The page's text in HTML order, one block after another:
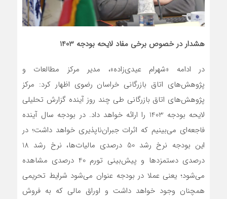
هشدار در خصوص برخی مفاد لایحه بودجه 1403
در ادامه «شهرام عیدی‌زاده»، مدیر مرکز مطالعات و
پژوهش‌های اتاق بازرگانی خراسان رضوی اظهار کرد: مرکز
پژوهش‌های اتاق بازرگانی طی چند روز آینده گزارش تحلیلی
لایحه بودجه 1403 را ارائه خواهد داد. در بودجه سال آینده
فاجعه‌ای می‌بینیم که اثرات جبران‌ناپذیری خواهد داشت؛ در
این بودجه نرخ رشد 50 درصدی مالیات‌ها، نرخ رشد 18
درصدی دستمزد‌ها و پیش‌بینی تورم 40 درصدی مشاهده
می‌شود؛ یعنی عملا در بودجه عنوان می‌شود شرایط تحریمی
همچنان وجود خواهد داشت و اوراق مالی که به فروش